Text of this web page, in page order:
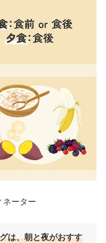
ネーター
は、朝と夜がおすす